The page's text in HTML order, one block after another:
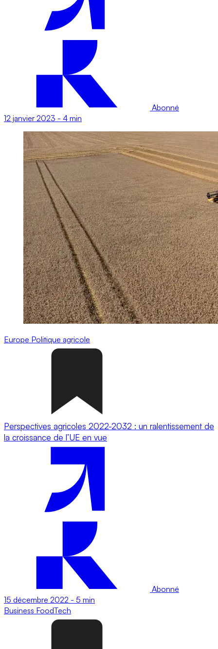
Abonné
12 janvier 2023 - 4 min
Europe Politique agricole
Perspectives agricoles 2022-2032 : un ralentissement de
la croissance de l’UE en vue
Abonné
15 décembre 2022 - 5 min
Business FoodTech